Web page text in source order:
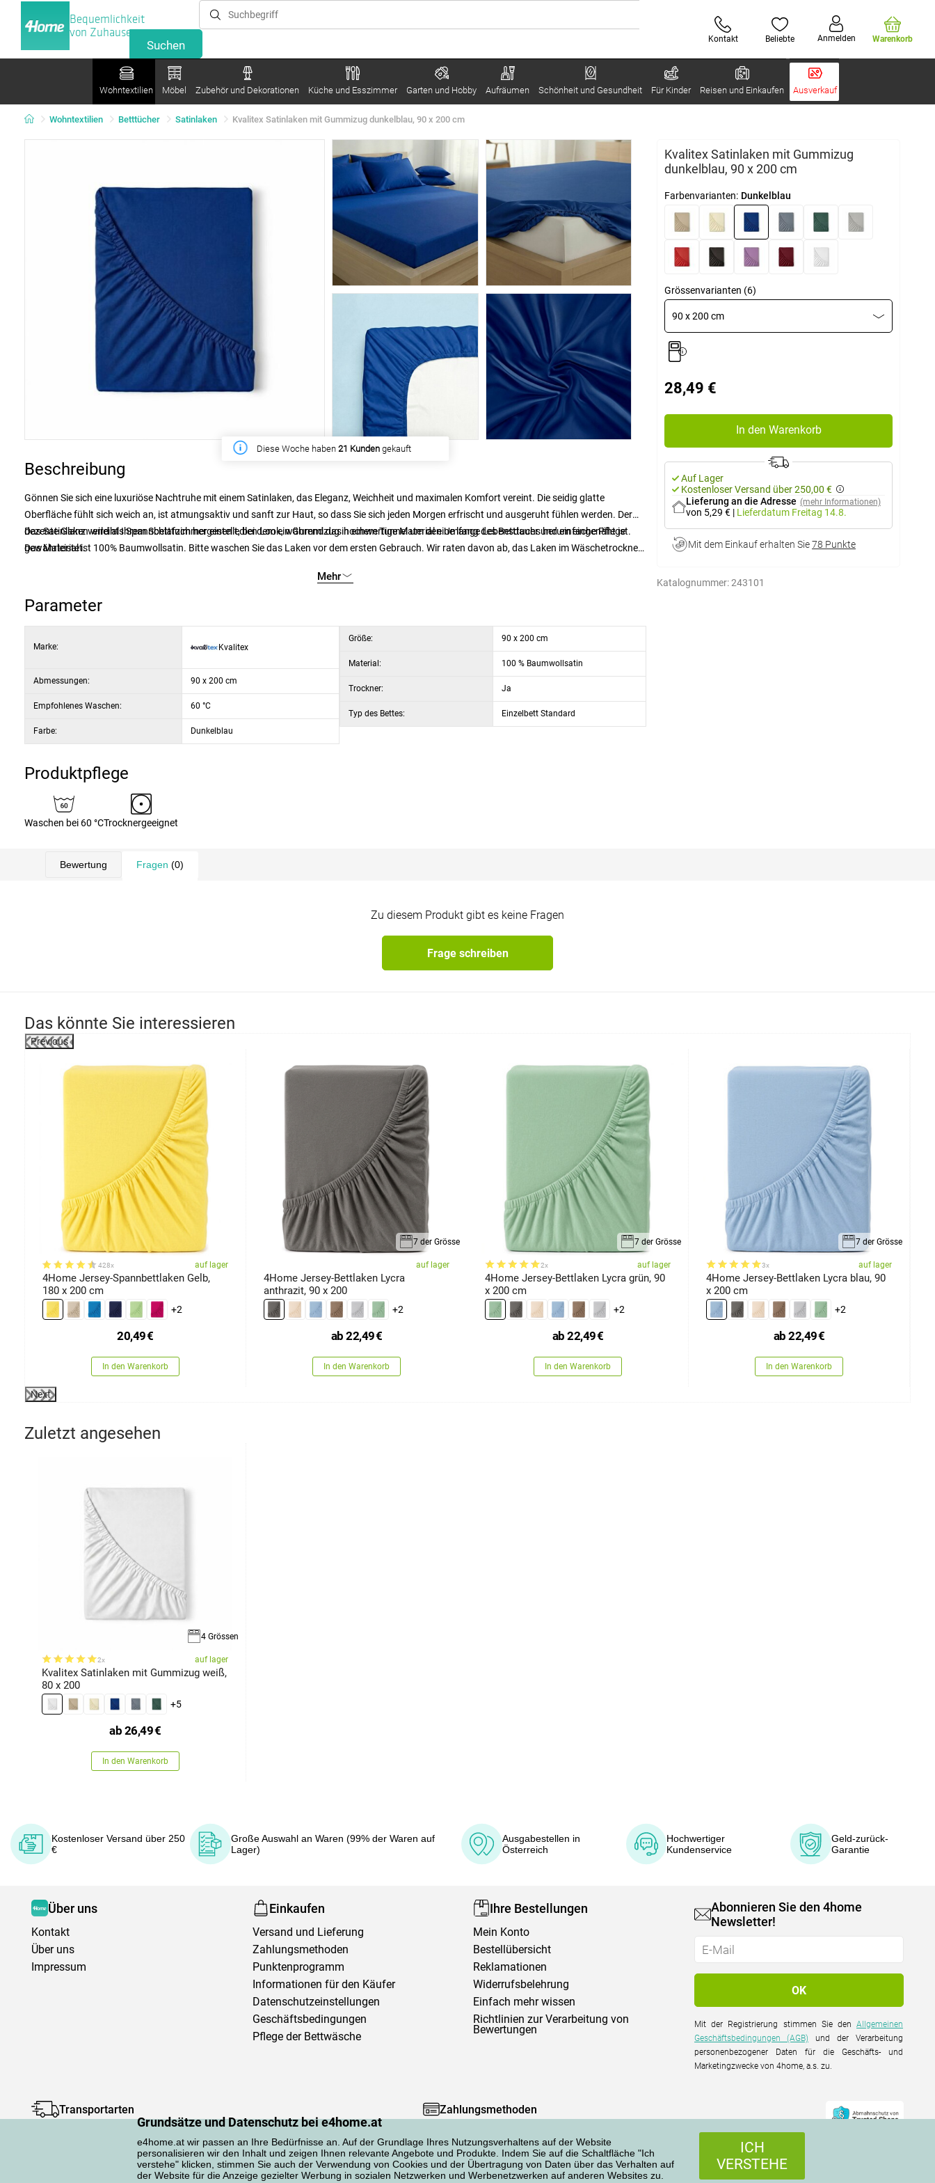
Grundsätze und Datenschutz bei e4home.at
e4home.at wir passen an Ihre Bedürfnisse an. Auf der Grundlage Ihres Nutzungsverhaltens auf der Website
personalisieren wir den Inhalt und zeigen Ihnen relevante Angebote und Produkte. Indem Sie auf die Schaltfläche "Ich
verstehe" klicken, stimmen Sie auch der Verwendung von Cookies und der Übertragung von Daten über das Verhalten auf
der Website für die Anzeige gezielter Werbung in sozialen Netzwerken und Werbenetzwerken auf anderen Websites zu.
ICH
VERSTEHE
Bequemlichkeit
von Zuhause
Kontakt Beliebte Anmelden Warenkorb
Wohntextilien Möbel Zubehör und Dekorationen Küche und Esszimmer Garten und Hobby Aufräumen Schönheit und Gesundheit Für Kinder Reisen und Einkaufen Ausverkauf
Wohntextilien Betttücher Satinlaken Kvalitex Satinlaken mit Gummizug dunkelblau, 90 x 200 cm
Diese Woche haben 21 Kundengekauft
Kvalitex Satinlaken mit Gummizug
dunkelblau, 90 x 200 cm
Farbenvarianten: Dunkelblau
Grössenvarianten (6)
90 x 200 cm
28,49 €
In den Warenkorb
Auf Lager
Kostenloser Versand über 250,00 €
Lieferung an die Adresse (mehr Informationen)
von 5,29 € | Lieferdatum Freitag 14.8.
Mit dem Einkauf erhalten Sie78 Punkte
Katalognummer:243101
Beschreibung
Gönnen Sie sich eine luxuriöse Nachtruhe mit einem Satinlaken, das Eleganz, Weichheit und maximalen Komfort vereint. Die seidig glatte
Oberfläche fühlt sich weich an, ist atmungsaktiv und sanft zur Haut, so dass Sie sich jeden Morgen erfrischt und ausgeruht fühlen werden. Der
dezente Glanz verleiht Ihrem Schlafzimmer einen edlen Look, während das hochwertige Material eine lange Lebensdauer und einfache Pflege
gewährleistet.
Das Satinlaken wird als Spannbetttuch hergestellt, bei dem ein Gummizug in einem Tunnel um den Umfang des Betttuchs herum eingenäht ist.
Das Material ist 100% Baumwollsatin. Bitte waschen Sie das Laken vor dem ersten Gebrauch. Wir raten davon ab, das Laken im Wäschetrockner
Trocknungstemperatur. Das Satin-Baumwolllaken hat eine bügelfreundliche Oberfläche. Um das Bügeln zu erleichtern, empfehlen wir, das Laken
leicht angefeuchtet zu bügeln.
Mehr
Parameter
Marke: Kvalitex
Abmessungen: 90 x 200 cm
Empfohlenes Waschen: 60 °C
Farbe: Dunkelblau
Größe: 90 x 200 cm
Material: 100 % Baumwollsatin
Trockner: Ja
Typ des Bettes: Einzelbett Standard
Produktpflege
Waschen bei 60 °CTrocknergeeignet
Bewertung Fragen (0)
Zu diesem Produkt gibt es keine Fragen
Frage schreiben
Das könnte Sie interessieren
Previous
428x auf lager
4Home Jersey-Spannbettlaken Gelb,
180 x 200 cm
+2
20,49€
In den Warenkorb
7 der Grösse
auf lager
4Home Jersey-Bettlaken Lycra
anthrazit, 90 x 200
+2
ab 22,49€
In den Warenkorb
7 der Grösse
2x auf lager
4Home Jersey-Bettlaken Lycra grün, 90
x 200 cm
+2
ab 22,49€
In den Warenkorb
7 der Grösse
3x auf lager
4Home Jersey-Bettlaken Lycra blau, 90
x 200 cm
+2
ab 22,49€
In den Warenkorb
Next
Zuletzt angesehen
4 Grössen
2x auf lager
Kvalitex Satinlaken mit Gummizug weiß,
80 x 200
+5
ab 26,49€
In den Warenkorb
Kostenloser Versand über 250
€
Große Auswahl an Waren (99% der Waren auf
Lager)
Ausgabestellen in
Österreich
Hochwertiger
Kundenservice
Geld-zurück-
Garantie
Über uns
Kontakt
Über uns
Impressum
Einkaufen
Versand und Lieferung
Zahlungsmethoden
Punktenprogramm
Informationen für den Käufer
Datenschutzeinstellungen
Geschäftsbedingungen
Pflege der Bettwäsche
Ihre Bestellungen
Mein Konto
Bestellübersicht
Reklamationen
Widerrufsbelehrung
Einfach mehr wissen
Richtlinien zur Verarbeitung von
Bewertungen
Abonnieren Sie den 4home
Newsletter!
Mit der Registrierung stimmen Sie denAllgemeinen
Geschäftsbedingungen (AGB) und der Verarbeitung
personenbezogener Daten für die Geschäfts- und
Marketingzwecke von 4home, a.s. zu.
Transportarten Zahlungsmethoden